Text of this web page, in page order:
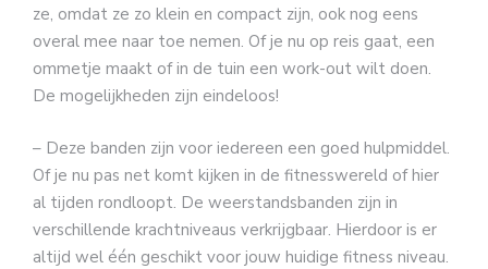
ze, omdat ze zo klein en compact zijn, ook nog eens
overal mee naar toe nemen. Of je nu op reis gaat, een
ommetje maakt of in de tuin een work-out wilt doen.
De mogelijkheden zijn eindeloos!
– Deze banden zijn voor iedereen een goed hulpmiddel.
Of je nu pas net komt kijken in de fitnesswereld of hier
al tijden rondloopt. De weerstandsbanden zijn in
verschillende krachtniveaus verkrijgbaar. Hierdoor is er
altijd wel één geschikt voor jouw huidige fitness niveau.